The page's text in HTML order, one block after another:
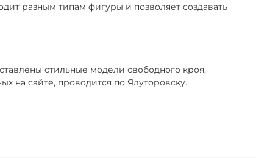
разным типам фигуры и позволяет создавать
стильные модели свободного кроя,
на сайте, проводится по Ялуторовску.